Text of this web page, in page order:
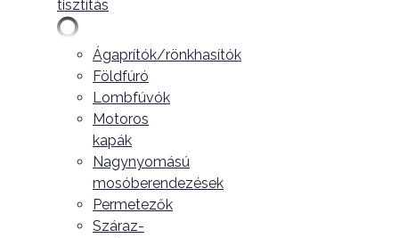
tisztítás
Ágaprítók/rönkhasítók
Földfúró
Lombfúvók
Motoros
kapák
Nagynyomású
mosóberendezések
Permetezők
Száraz-